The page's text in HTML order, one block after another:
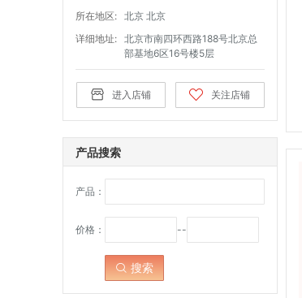
所在地区: 北京 北京
详细地址: 北京市南四环西路188号北京总
部基地6区16号楼5层
进入店铺 关注店铺
产品搜索
产品：
价格： --
搜索